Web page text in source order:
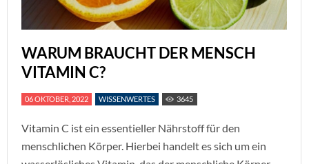
WARUM BRAUCHT DER MENSCH
VITAMIN C?
06 OKTOBER, 2022 WISSENWERTES 3645
Vitamin C ist ein essentieller Nährstoff für den
menschlichen Körper. Hierbei handelt es sich um ein